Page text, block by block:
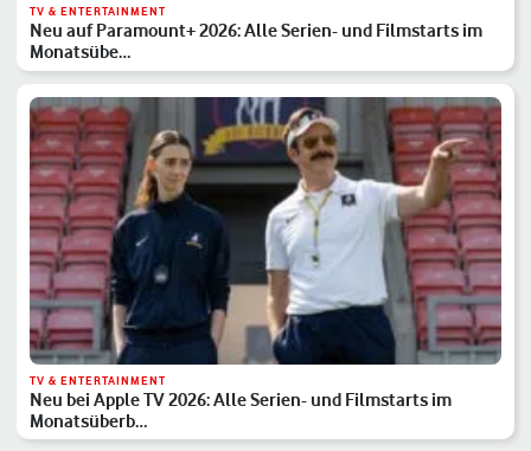
TV & ENTERTAINMENT
Neu auf Paramount+ 2026: Alle Serien- und Filmstarts im
Monatsübe…
TV & ENTERTAINMENT
Neu bei Apple TV 2026: Alle Serien- und Filmstarts im
Monatsüberb…